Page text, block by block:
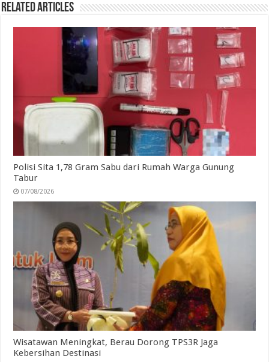
Related Articles
Polisi Sita 1,78 Gram Sabu dari Rumah Warga Gunung
Tabur
07/08/2026
Wisatawan Meningkat, Berau Dorong TPS3R Jaga
Kebersihan Destinasi